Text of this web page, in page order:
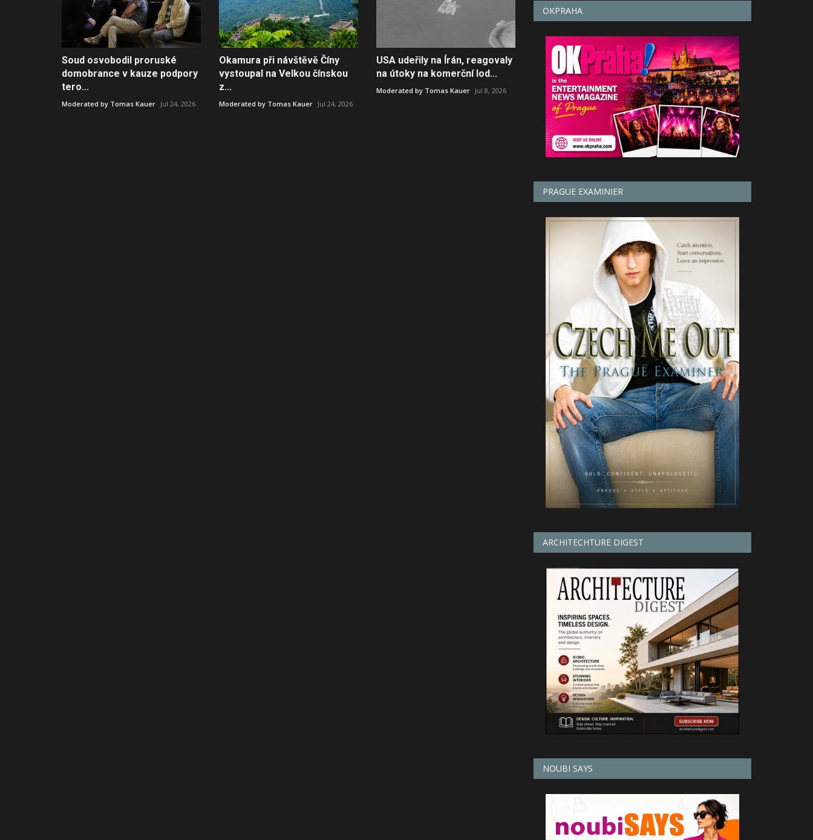
Soud osvobodil proruské
domobrance v kauze podpory
tero...
Moderated by Tomas Kauer Jul 24, 2026
Okamura při návštěvě Číny
vystoupal na Velkou čínskou
z...
Moderated by Tomas Kauer Jul 24, 2026
USA udeřily na Írán, reagovaly
na útoky na komerční lod...
Moderated by Tomas Kauer Jul 8, 2026
OKPRAHA
PRAGUE EXAMINIER
ARCHITECHTURE DIGEST
NOUBI SAYS